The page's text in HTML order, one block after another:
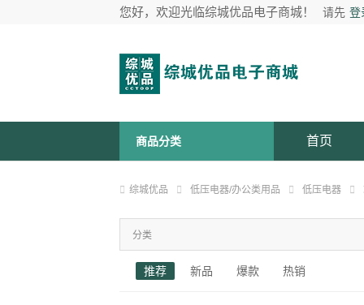
您好，欢迎光临综城优品电子商城！ 请先 登
商品分类 首页
综城优品 低压电器/办公类用品 低压电器
分类
推荐 新品 爆款 热销